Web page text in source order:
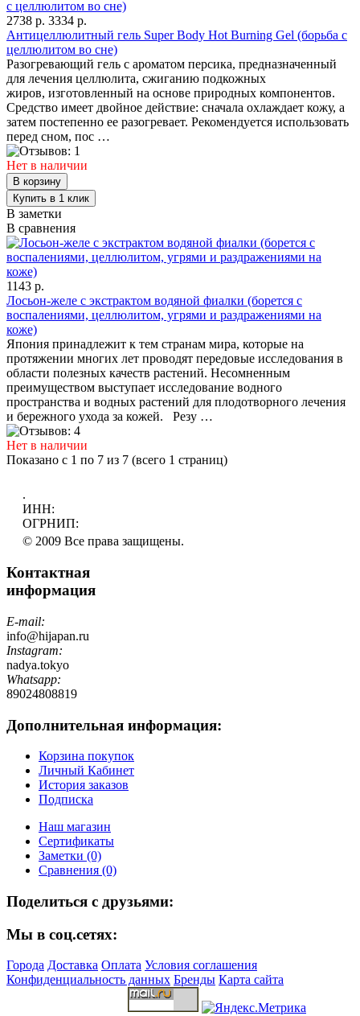
2738 р. 3334 р.
Антицеллюлитный гель Super Body Hot Burning Gel (борьба с
целлюлитом во сне)
Разогревающий гель с ароматом персика, предназначенный
для лечения целлюлита, сжиганию подкожных
жиров, изготовленный на основе природных компонентов.
Средство имеет двойное действие: сначала охлаждает кожу, а
затем постепенно ее разогревает. Рекомендуется использовать
перед сном, пос …
Нет в наличии
В заметки
В сравнения
1143 р.
Лосьон-желе с экстрактом водяной фиалки (борется с
воспалениями, целлюлитом, угрями и раздражениями на
коже)
Япония принадлежит к тем странам мира, которые на
протяжении многих лет проводят передовые исследования в
области полезных качеств растений. Несомненным
преимуществом выступает исследование водного
пространства и водных растений для плодотворного лечения
и бережного ухода за кожей. Резу …
Нет в наличии
Показано с 1 по 7 из 7 (всего 1 страниц)
.
ИНН:
ОГРНИП:
© 2009 Все права защищены.
Контактная
информация
E-mail:
info@hijapan.ru
Instagram:
nadya.tokyo
Whatsapp:
89024808819
Дополнительная информация:
Корзина покупок
Личный Кабинет
История заказов
Подписка
Наш магазин
Сертификаты
Заметки (0)
Сравнения (0)
Поделиться с друзьями:
Мы в соц.сетях:
Города Доставка Оплата Условия соглашения
Конфиденциальность данных Бренды Карта сайта